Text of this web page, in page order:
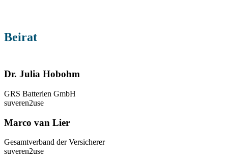
Beirat
Dr. Julia Hobohm
GRS Batterien GmbH
suveren2use
Marco van Lier
Gesamtverband der Versicherer
suveren2use